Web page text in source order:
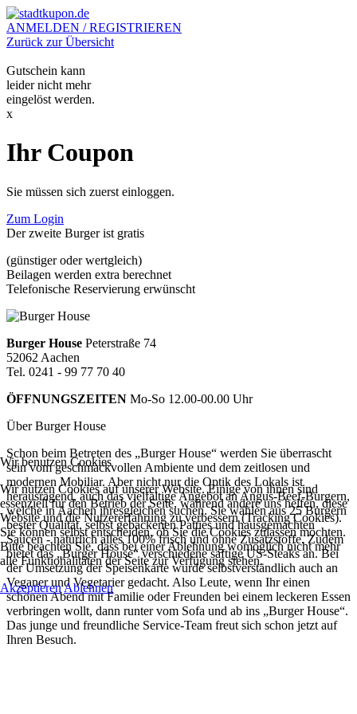
ANMELDEN / REGISTRIEREN
Zurück zur Übersicht
Gutschein kann
leider nicht mehr
eingelöst werden.
x
Ihr Coupon
Sie müssen sich zuerst einloggen.
Zum Login
Der zweite Burger ist gratis
(günstiger oder wertgleich)
Beilagen werden extra berechnet
Telefonische Reservierung erwünscht
Burger House Peterstraße 74
52062 Aachen
Tel. 0241 - 99 77 70 40
ÖFFNUNGSZEITEN Mo-So 12.00-00.00 Uhr
Über Burger House
Schon beim Betreten des „Burger House“ werden Sie überrascht
sein vom geschmackvollen Ambiente und dem zeitlosen und
modernen Mobiliar. Aber nicht nur die Optik des Lokals ist
herausragend, auch das vielfältige Angebot an Angus-Beef-Burgern,
welche in Aachen ihresgleichen suchen. Sie wählen aus 25 Burgern
bester Qualität, selbst gebackenen Patties und hausgemachten
Saucen - natürlich alles 100% frisch und ohne Zusatzstoffe. Zudem
bietet das „Burger House“ verschiedene saftige US-Steaks an. Bei
der Umsetzung der Speisenkarte wurde selbstverständlich auch an
Veganer und Vegetarier gedacht. Also Leute, wenn Ihr einen
schönen Abend mit Familie oder Freunden bei einem leckeren Essen
verbringen wollt, dann runter vom Sofa und ab ins „Burger House“.
Das junge und freundliche Service-Team freut sich schon jetzt auf
Ihren Besuch.
Wir benutzen Cookies
Wir nutzen Cookies auf unserer Website. Einige von ihnen sind
essenziell für den Betrieb der Seite, während andere uns helfen, diese
Website und die Nutzererfahrung zu verbessern (Tracking Cookies).
Sie können selbst entscheiden, ob Sie die Cookies zulassen möchten.
Bitte beachten Sie, dass bei einer Ablehnung womöglich nicht mehr
alle Funktionalitäten der Seite zur Verfügung stehen.
AkzeptierenAblehnen